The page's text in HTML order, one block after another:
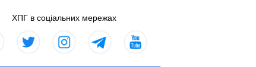
ХПГ в соціальних мережах